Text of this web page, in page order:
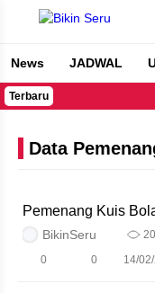
Bikin Seru
News JADWAL
Terbaru
Data
Pemenang Kuis
BikinSeru
0
0 14/